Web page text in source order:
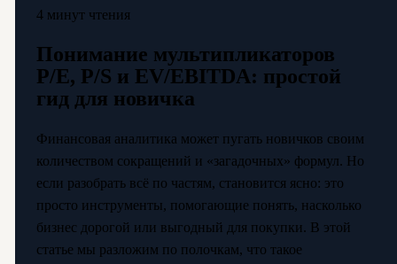
4 минут чтения
Понимание мультипликаторов
P/E, P/S и EV/EBITDA: простой
гид для новичка
Финансовая аналитика может пугать новичков своим
количеством сокращений и «загадочных» формул. Но
если разобрать всё по частям, становится ясно: это
просто инструменты, помогающие понять, насколько
бизнес дорогой или выгодный для покупки. В этой
статье мы разложим по полочкам, что такое